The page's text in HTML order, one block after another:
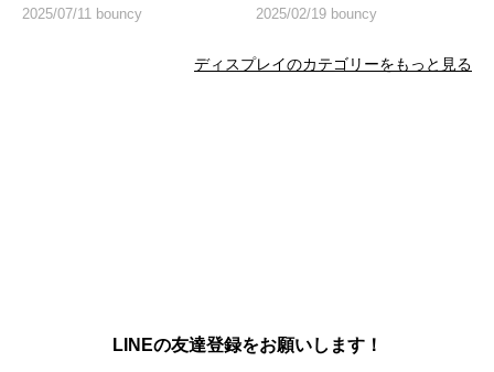
タブルモニター「FlipGo Horizon」
2025/07/11 bouncy
「PixCharge」
2025/02/19 bouncy
ディスプレイのカテゴリーをもっと見る
LINEの友達登録をお願いします！